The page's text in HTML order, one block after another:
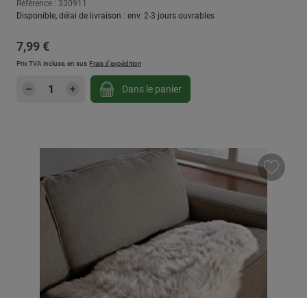
Référence : 330911
Disponible, délai de livraison : env. 2-3 jours ouvrables
Prix régulier :
7,99 €
Prix TVA incluse, en sus Frais d'expédition
Quantité de produit : Entrez la quantité
Dans le panier